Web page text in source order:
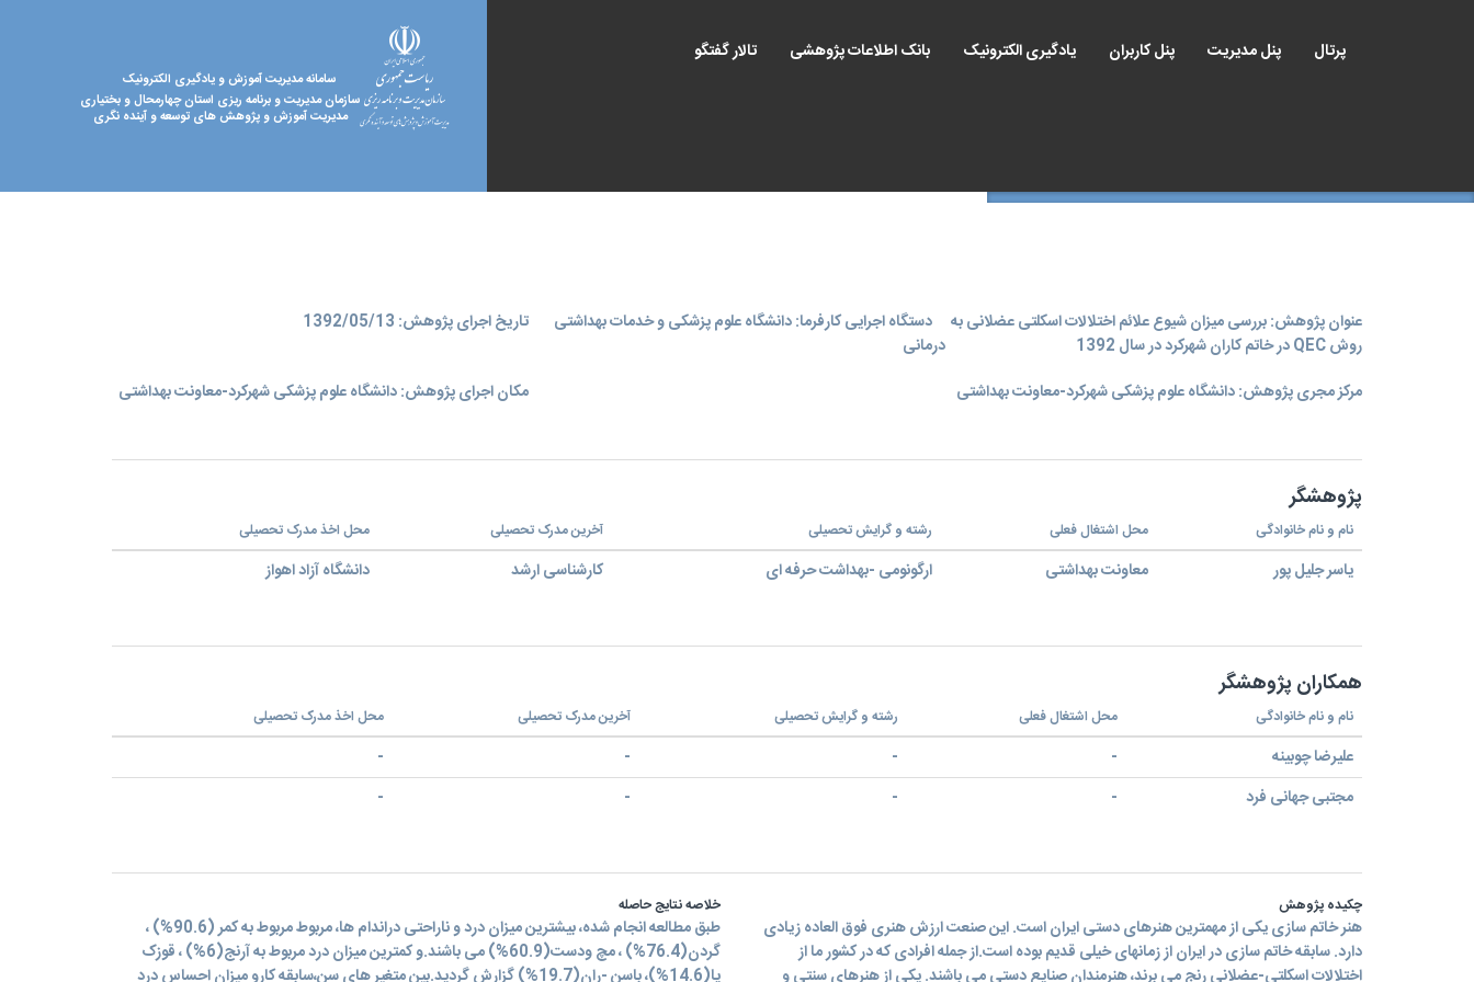
سامانه مدیریت آموزش و یادگیری الکترونیک
سازمان مدیریت و برنامه ریزی استان چهارمحال و بختیاری
مدیریت آموزش و پژوهش های توسعه و آینده نگری
پرتال پنل مدیریت پنل کاربران یادگیری الکترونیک بانک اطلاعات پژوهشی تالار گفتگو
عنوان پژوهش: بررسی میزان شیوع علائم اختلالات اسکلتی عضلانی به
روش QEC در خاتم کاران شهرکرد در سال 1392
دستگاه اجرایی کارفرما: دانشگاه علوم پزشکی و خدمات بهداشتی
درمانی
تاریخ اجرای پژوهش: 1392/05/13
مرکز مجری پژوهش: دانشگاه علوم پزشکی شهرکرد-معاونت بهداشتی مکان اجرای پژوهش: دانشگاه علوم پزشکی شهرکرد-معاونت بهداشتی
پژوهشگر
نام و نام خانوادگی محل اشتغال فعلی رشته و گرایش تحصیلی آخرین مدرک تحصیلی محل اخذ مدرک تحصیلی
یاسر جلیل پور معاونت بهداشتی ارگونومی -بهداشت حرفه ای کارشناسی ارشد دانشگاه آزاد اهواز
همکاران پژوهشگر
نام و نام خانوادگی محل اشتغال فعلی رشته و گرایش تحصیلی آخرین مدرک تحصیلی محل اخذ مدرک تحصیلی
علیرضا چوبینه -
-
-
-
مجتبی جهانی فرد
-
-
-
-
چکیده پژوهش
هنر خاتم سازی يکی از مهمترين هنرهای دستی ايران است. اين صنعت ارزش هنری فوق العاده زيادی
دارد. سابقه خاتم سازی در ايران از زمانهای خيلی قديم بوده است.از جمله افرادی که در کشور ما از
اختلالات اسکلتی-عضلانی رنج می برند، هنرمندان صنایع دستی می باشند. یکی از هنرهای سنتی و
خلاصه نتایج حاصله
طبق مطالعه انجام شده، بیشترین میزان درد و ناراحتی دراندام ها، مربوط مربوط به کمر (90.6%) ،
گردن(76.4%) ، مچ ودست(60.9%) می باشند.و کمترین میزان درد مربوط به آرنج(6%) ، قوزک
پا(14.6%)، باسن -ران(19.7%) گزارش گردید.بین متغیر های سن،سابقه کارو میزان احساس درد